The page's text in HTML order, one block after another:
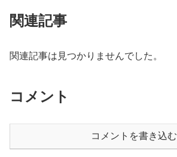
関連記事
関連記事は見つかりませんでした。
コメント
コメントを書き込む